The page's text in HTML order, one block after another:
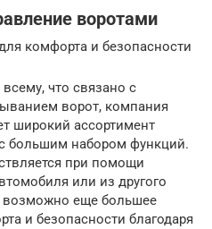
воротами
комфорта и безопасности
что связано с
ворот, компания
широкий ассортимент
большим набором функций.
при помощи
или из другого
возможно еще большее
и безопасности благодаря